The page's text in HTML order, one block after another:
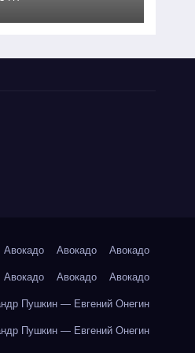
Авокадо Авокадо Авокадо
Авокадо Авокадо Авокадо
Пушкин — Евгений Онегин
Пушкин — Евгений Онегин